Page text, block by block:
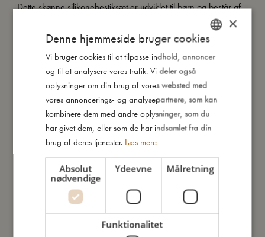
Dette skønne silikonebestiksæt er udviklet til børn og består af
en ske, en gaffel og en kniv. Silikonehåndtaget gør bestiksættet
nemt at håndtere for små hænder, hvilket motiverer dit barn til
selv at holde på bestikket og spise.
Vores børnebestik er lavet af 100% rustfrit stål og har et
håndtag i blød silikone, som nemt rengøres i
opvaskemaskinen. Silikone er et meget slidstærkt materiale,
der hverken revner eller knækker som plastik. Derfor vil dette
bestik hjælpe dit barn under mange hyggelige måltider.
Så stor er jeg
Jeg er lavet af
DANISH
GERMAN
×
Denne hjemmeside bruger cookies
Vi bruger cookies til at tilpasse indhold, annoncer
og til at analysere vores trafik. Vi deler også
oplysninger om din brug af vores websted med
vores annoncerings- og analysepartnere, som kan
kombinere dem med andre oplysninger, som du
har givet dem, eller som de har indsamlet fra din
brug af deres tjenester. Læs mere
Absolut
nødvendige
Ydeevne Målretning
Funktionalitet